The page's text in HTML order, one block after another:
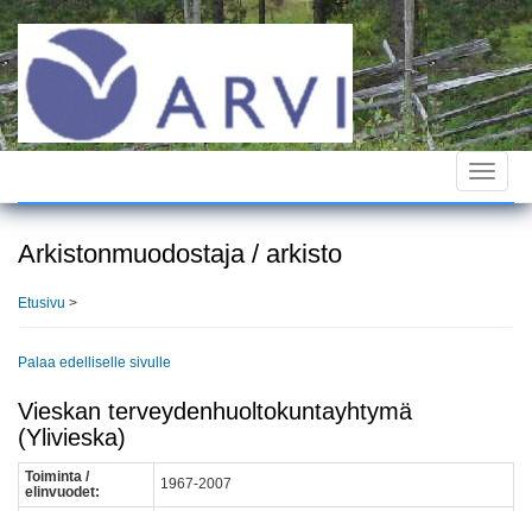
Hyppää
pääsisältöön
Toggle
Arkistonmuodostaja / arkisto
Etusivu >
Palaa edelliselle sivulle
Vieskan terveydenhuoltokuntayhtymä
(Ylivieska)
Toiminta /
elinvuodet:
1967-2007